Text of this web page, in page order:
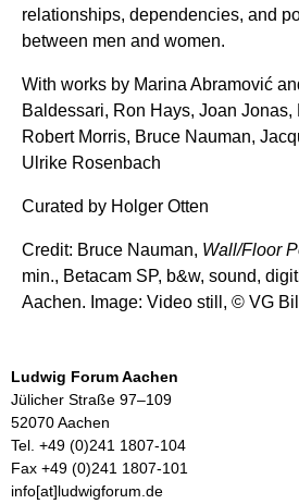
relationships, dependencies, and
between men and women.
With works by Marina Abramović
Baldessari, Ron Hays, Joan
Robert Morris, Bruce Nauman,
Ulrike Rosenbach
Curated by Holger Otten
Credit: Bruce Nauman, Wall/Floor
min., Betacam SP, b&w, sound,
Aachen. Image: Video still, © VG
Ludwig Forum Aachen
Jülicher Straße 97–109
52070 Aachen
Tel. +49 (0)241 1807-104
Fax +49 (0)241 1807-101
info[at]ludwigforum.de